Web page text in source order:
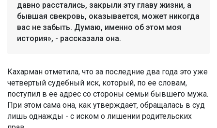
давно расстались, закрыли эту главу жизни, а
бывшая свекровь, оказывается, может никогда
вас не забыть. Думаю, именно об этом моя
история», - рассказала она.
Кахарман отметила, что за последние два года это уже
четвертый судебный иск, который, по ее словам,
поступил в ее адрес со стороны семьи бывшего мужа.
При этом сама она, как утверждает, обращалась в суд
лишь однажды - с иском о лишении родительских